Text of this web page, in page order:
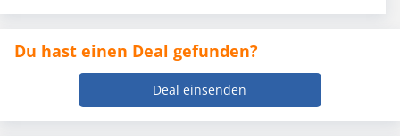
Du hast einen Deal gefunden?
Deal einsenden